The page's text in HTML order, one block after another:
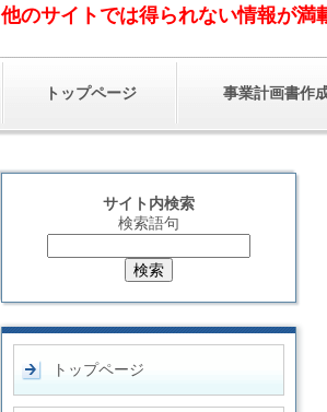
他のサイトでは得られない情報が満
トップページ 事業計画書作
サイト内検索
検索語句
トップページ